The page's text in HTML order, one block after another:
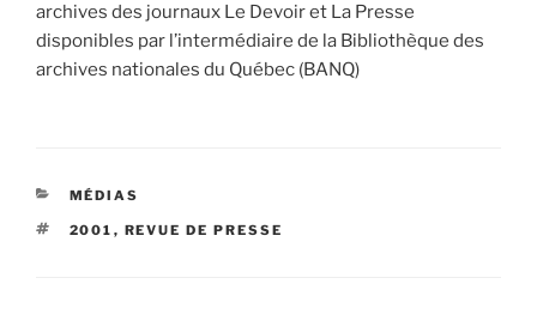
archives des journaux Le Devoir et La Presse
disponibles par l’intermédiaire de la Bibliothèque des
archives nationales du Québec (BANQ)
CATÉGORIES
MÉDIAS
ÉTIQUETTES
2001 , REVUE DE PRESSE